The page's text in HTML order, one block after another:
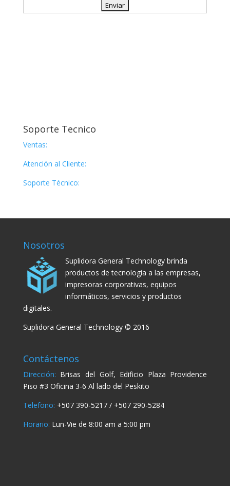
Soporte Tecnico
Ventas:
Atención al Cliente:
Soporte Técnico:
Nosotros
Suplidora General Technology brinda
productos de tecnología a las empresas,
impresoras corporativas, equipos
informáticos, servicios y productos
digitales.
Suplidora General Technology © 2016
Contáctenos
Dirección: Brisas del Golf, Edificio Plaza Providence
Piso #3 Oficina 3-6 Al lado del Peskito
Telefono: +507 390-5217 / +507 290-5284
Horario: Lun-Vie de 8:00 am a 5:00 pm